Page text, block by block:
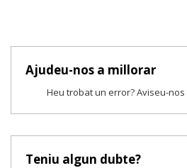
Ajudeu-nos a millorar
Heu trobat un error? Aviseu-
Teniu algun dubte?